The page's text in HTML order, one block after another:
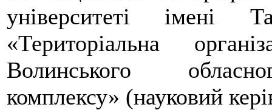
університеті
«Територіальна
Волинського
комплексу» (науковий